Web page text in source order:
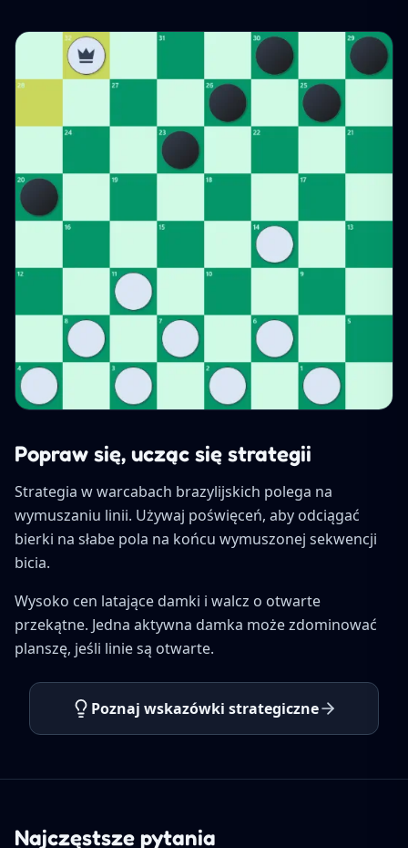
Popraw się, ucząc się strategii
Strategia w warcabach brazylijskich polega na
wymuszaniu linii. Używaj poświęceń, aby odciągać
bierki na słabe pola na końcu wymuszonej sekwencji
bicia.
Wysoko cen latające damki i walcz o otwarte
przekątne. Jedna aktywna damka może zdominować
planszę, jeśli linie są otwarte.
Poznaj wskazówki strategiczne
Najczęstsze pytania